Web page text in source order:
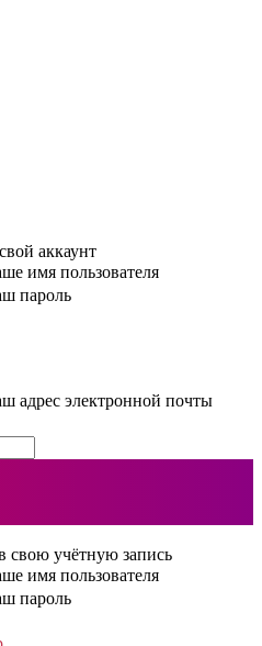
аккаунт
имя пользователя
пароль
адрес электронной почты
свою учётную запись
имя пользователя
пароль